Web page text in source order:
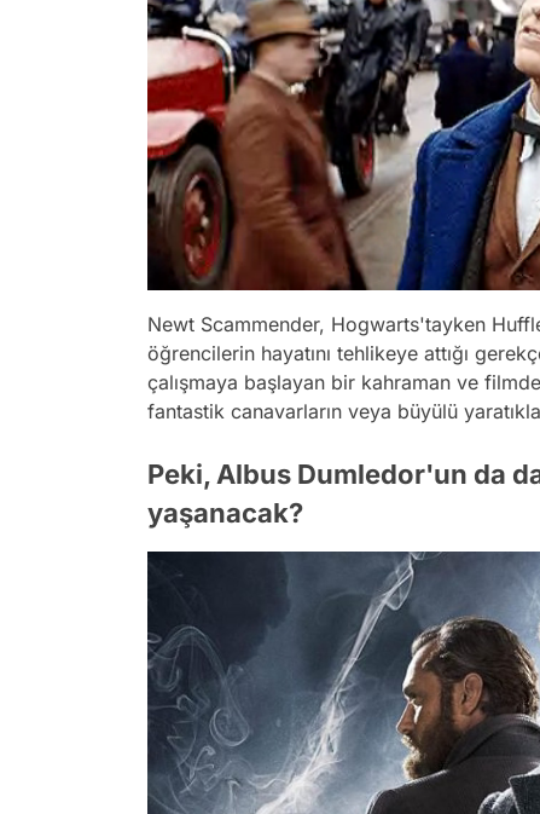
Newt Scammender, Hogwarts'tayken
öğrencilerin hayatını tehlikeye attığı
çalışmaya başlayan bir kahraman ve
fantastik canavarların veya büyülü
Peki, Albus Dumledor'un da
yaşanacak?